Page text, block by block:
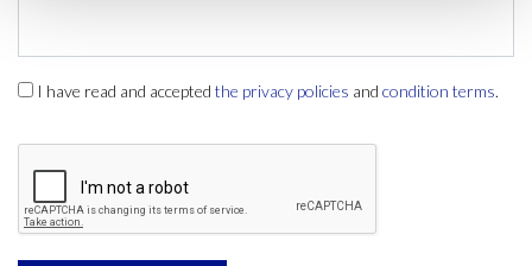
I have read and accepted the privacy policies and condition terms.